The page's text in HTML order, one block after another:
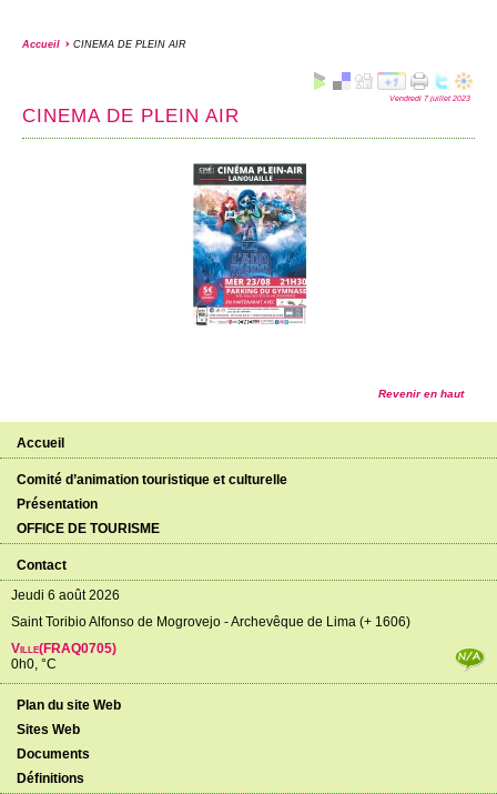
Accueil CINEMA DE PLEIN AIR
Vendredi 7 juillet 2023
CINEMA DE PLEIN AIR
Revenir en haut
Accueil
Comité d’animation touristique et culturelle
Présentation
OFFICE DE TOURISME
Contact
Jeudi 6 août 2026
Saint Toribio Alfonso de Mogrovejo - Archevêque de Lima (+ 1606)
Ville(FRAQ0705)
0h0, °C
Plan du site Web
Sites Web
Documents
Définitions